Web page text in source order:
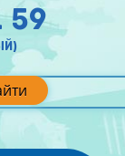
59